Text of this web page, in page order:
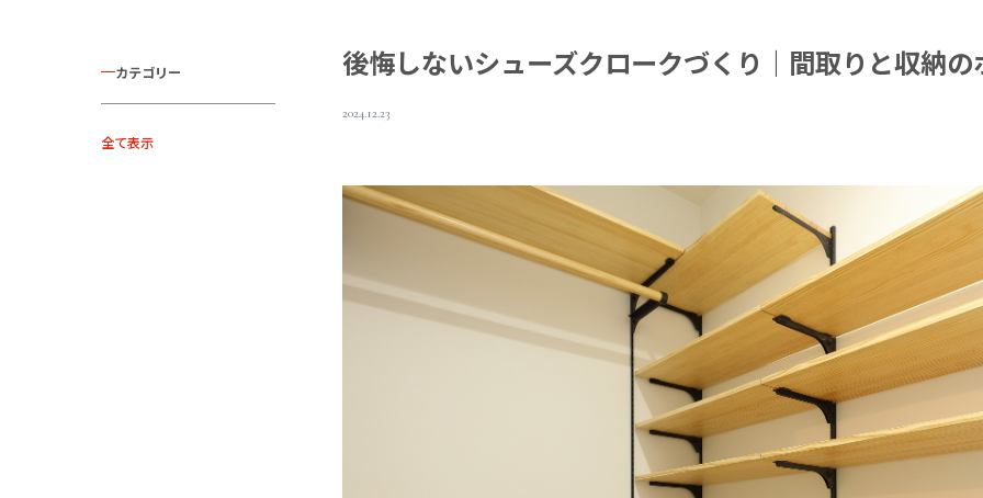
カテゴリー
全て表示
後悔しないシューズクロークづくり｜間取りと収納の
2024.12.23